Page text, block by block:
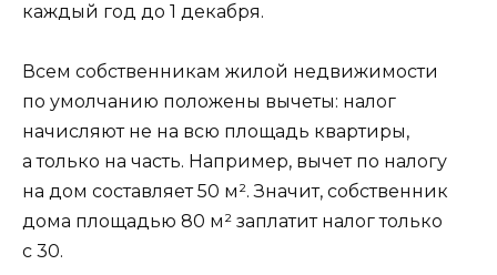
каждый год до 1 декабря.
Всем собственникам жилой недвижимости
по умолчанию положены вычеты: налог
начисляют не на всю площадь квартиры,
а только на часть. Например, вычет по налогу
на дом составляет 50 м². Значит, собственник
дома площадью 80 м² заплатит налог только
с 30.